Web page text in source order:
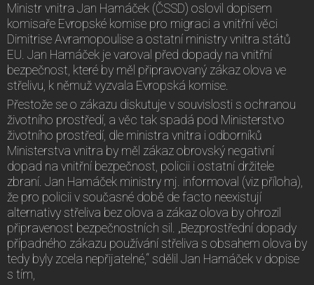
Ministr vnitra Jan Hamáček (ČSSD) oslovil dopisem
komisaře Evropské komise pro migraci a vnitřní věci
Dimitrise Avramopoulise a ostatní ministry vnitra států
EU. Jan Hamáček je varoval před dopady na vnitřní
bezpečnost, které by měl připravovaný zákaz olova ve
střelivu, k němuž vyzvala Evropská komise.
Přestože se o zákazu diskutuje v souvislosti s ochranou
životního prostředí, a věc tak spadá pod Ministerstvo
životního prostředí, dle ministra vnitra i odborníků
Ministerstva vnitra by měl zákaz obrovský negativní
dopad na vnitřní bezpečnost, policii i ostatní držitele
zbraní. Jan Hamáček ministry mj. informoval (viz příloha),
že pro policii v současné době de facto neexistují
alternativy střeliva bez olova a zákaz olova by ohrozil
připravenost bezpečnostních sil. „Bezprostřední dopady
případného zákazu používání střeliva s obsahem olova by
tedy byly zcela nepřijatelné,“ sdělil Jan Hamáček v dopise
s tím,